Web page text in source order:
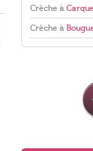
Crèche à
Crèche à